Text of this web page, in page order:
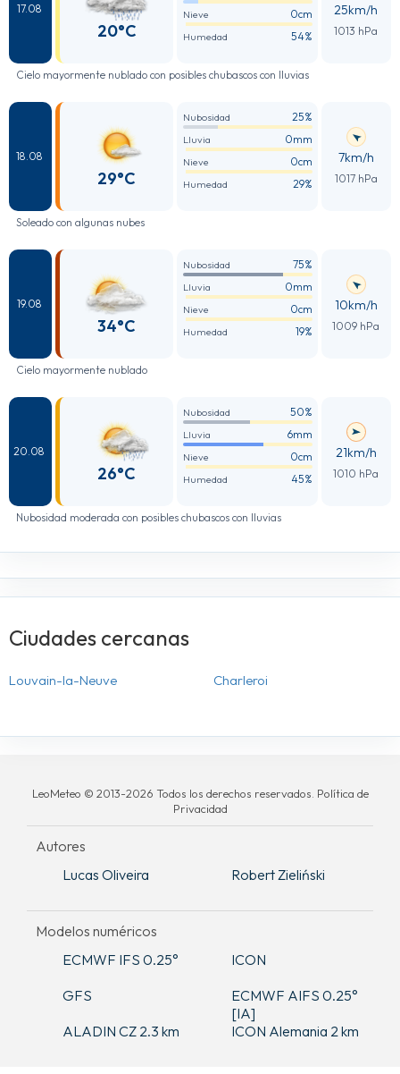
17.08
20°C
Nieve 0cm
Humedad 54%
25km/h
1013 hPa
Cielo mayormente nublado con posibles chubascos con lluvias
18.08
29°C
Nubosidad 25%
Lluvia 0mm
Nieve 0cm
Humedad 29%
7km/h
1017 hPa
Soleado con algunas nubes
19.08
34°C
Nubosidad 75%
Lluvia 0mm
Nieve 0cm
Humedad 19%
10km/h
1009 hPa
Cielo mayormente nublado
20.08
26°C
Nubosidad 50%
Lluvia 6mm
Nieve 0cm
Humedad 45%
21km/h
1010 hPa
Nubosidad moderada con posibles chubascos con lluvias
Ciudades cercanas
Louvain-la-Neuve Charleroi
LeoMeteo © 2013-2026 Todos los derechos reservados. Política de
Privacidad
Autores
Lucas Oliveira
Robert Zieliński
Modelos numéricos
ECMWF IFS 0.25°
ICON
GFS
ECMWF AIFS 0.25°
[IA]
ALADIN CZ 2.3 km
ICON Alemania 2 km